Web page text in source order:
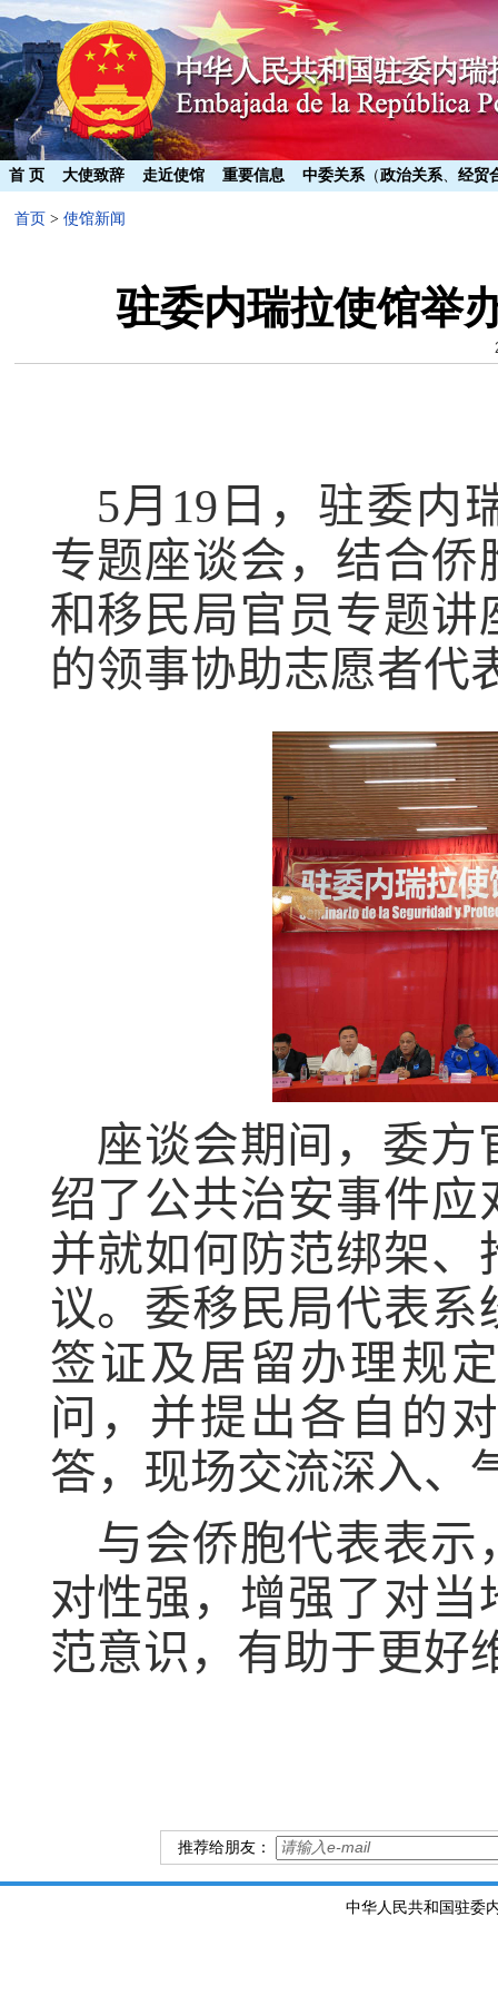
首 页 大使致辞 走近使馆 重要信息 中委关系（政治关系、 经贸
首页 > 使馆新闻
驻委内瑞拉使馆举
5月 19 日，驻委内
专题座谈会 ， 结合侨
和移民局官员专题讲
的领事协助志愿者代
座谈会期间，委方
绍了公共治安事件
并就如何防范绑架
议。 委移民局代表系
签证及居留办理规
问， 并提出各自的
答，现场交流深入、
与会侨胞代表表示
对性强，增强了对
范意识， 有助于更好
推荐给朋友：
中华人民共和国驻委